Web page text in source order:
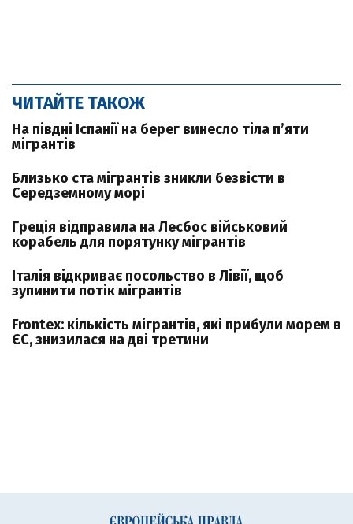
ЧИТАЙТЕ ТАКОЖ
На півдні Іспанії на берег винесло тіла п’яти
мігрантів
Близько ста мігрантів зникли безвісти в
Середземному морі
Греція відправила на Лесбос військовий
корабель для порятунку мігрантів
Італія відкриває посольство в Лівії, щоб
зупинити потік мігрантів
Frontex: кількість мігрантів, які прибули морем в
ЄС, знизилася на дві третини